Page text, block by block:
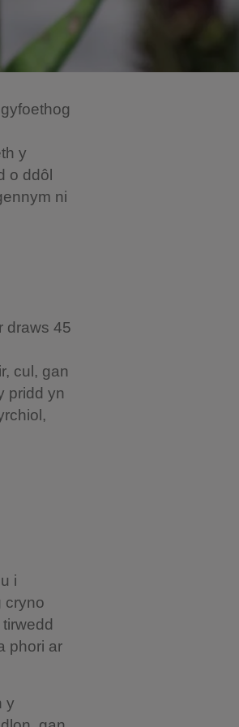
y
o ddôl
ni
draws 45
cul, gan
pridd yn
i
cryno
phori ar
y